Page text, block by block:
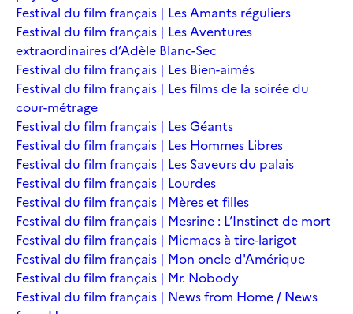
Festival du film français | Les Amants réguliers
Festival du film français | Les Aventures
extraordinaires d’Adèle Blanc-Sec
Festival du film français | Les Bien-aimés
Festival du film français | Les films de la soirée du
cour-métrage
Festival du film français | Les Géants
Festival du film français | Les Hommes Libres
Festival du film français | Les Saveurs du palais
Festival du film français | Lourdes
Festival du film français | Mères et filles
Festival du film français | Mesrine : L’Instinct de mort
Festival du film français | Micmacs à tire-larigot
Festival du film français | Mon oncle d'Amérique
Festival du film français | Mr. Nobody
Festival du film français | News from Home / News